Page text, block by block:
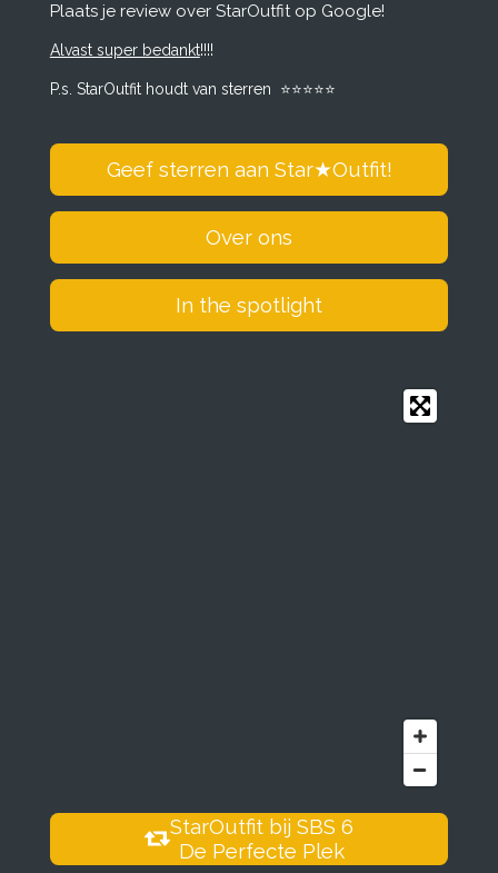
b
o
k
a
r
a
e
d
I
n
s
p
Plaats je review over StarOutfit op Google!
Alvast super bedankt!!!!
P.s. StarOutfit houdt van sterren ⭐️⭐️⭐️⭐️⭐️
Geef sterren aan Star★Outfit!
Over ons
In the spotlight
StarOutfit bij SBS 6
De Perfecte Plek